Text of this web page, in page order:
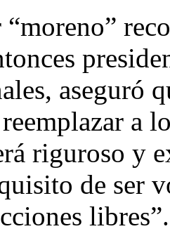
aseguró
a
riguroso y
de ser
libres”.